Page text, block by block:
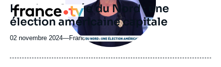
ou
émission
Logo
Poutine, Corée du Nord : une
élection américaine capitale
02 novembre 2024—Nom
journal,
France TV